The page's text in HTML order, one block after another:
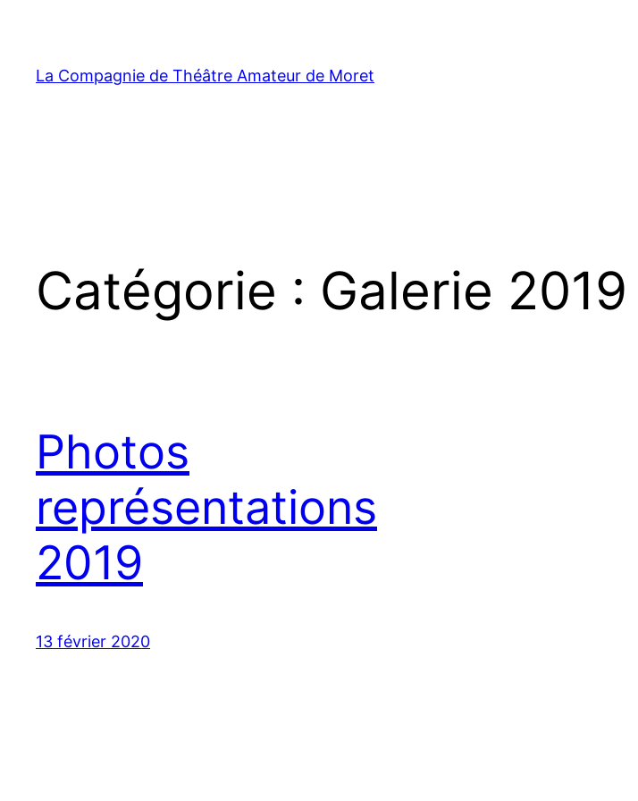
contenu
La Compagnie de Théâtre Amateur de Moret
Catégorie : Galerie 2019
Photos
représentations
2019
13 février 2020